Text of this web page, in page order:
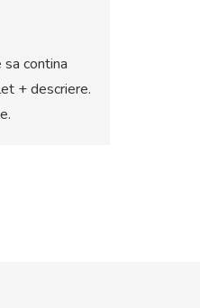
contina
+ descriere.